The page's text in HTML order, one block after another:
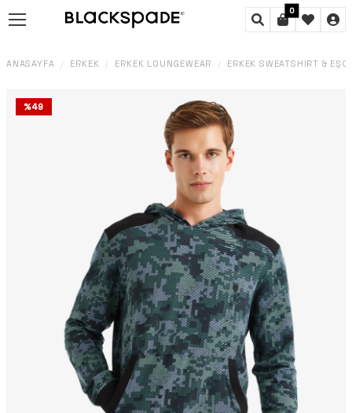
0
ANASAYFA / ERKEK / ERKEK LOUNGEWEAR / ERKEK SWEATSHIRT &
%49